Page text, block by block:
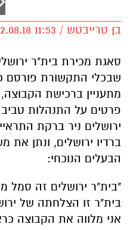
בן טרייבטש / 11:53 12.08.18
סאגת מכירת בית"ר
שבכלי התקשורת פורסם
מתעניין ברכישת
פרטים על התנהלות
ירושלים ניר ברקת
ברדיו ירושלים, ונתן את
הבעלים הנוכחי:
"בית"ר ירושלים זה סמל
בית"ר זו הצלחתה של
אני מלווה את הקבוצה